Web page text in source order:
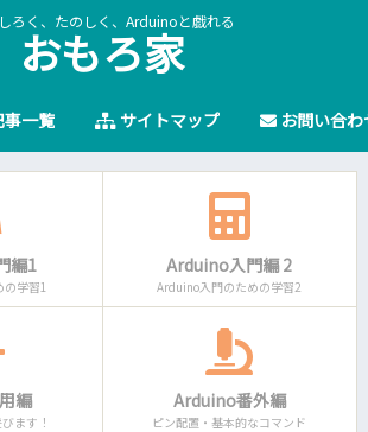
ろく、たのしく、Arduinoと戯れる
おもろ家
事一覧 サイトマップ お問い合わ
編1
学習1
Arduino入門編 2
Arduino入門のための学習2
編
ます！
Arduino番外編
ピン配置・基本的なコマンド